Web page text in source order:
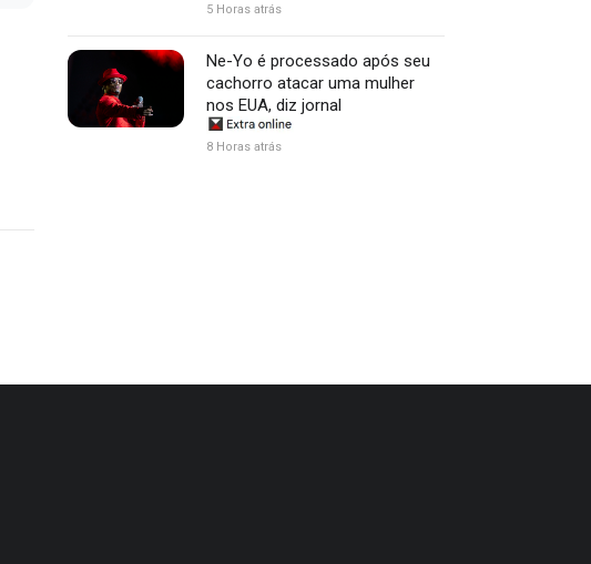
5 Horas atrás
Ne-Yo é processado após seu
cachorro atacar uma mulher
nos EUA, diz jornal
8 Horas atrás